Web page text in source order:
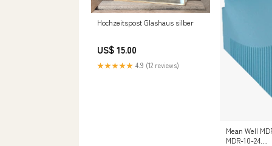
Hochzeitspost Glashaus silber
US$ 15.00
★★★★★ 4.9 (12 reviews)
Mean Well
MDR-10-24